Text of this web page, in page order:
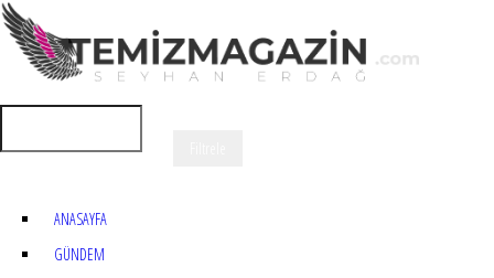
ANASAYFA
GÜNDEM